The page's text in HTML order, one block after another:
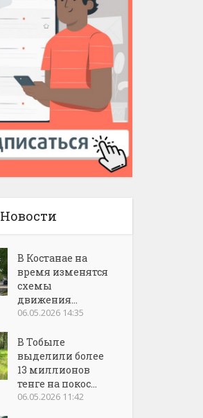
Новости
В Костанае на
время изменятся
схемы
движения...
06.05.2026 14:35
В Тобыле
выделили более
13 миллионов
тенге на покос...
06.05.2026 11:42